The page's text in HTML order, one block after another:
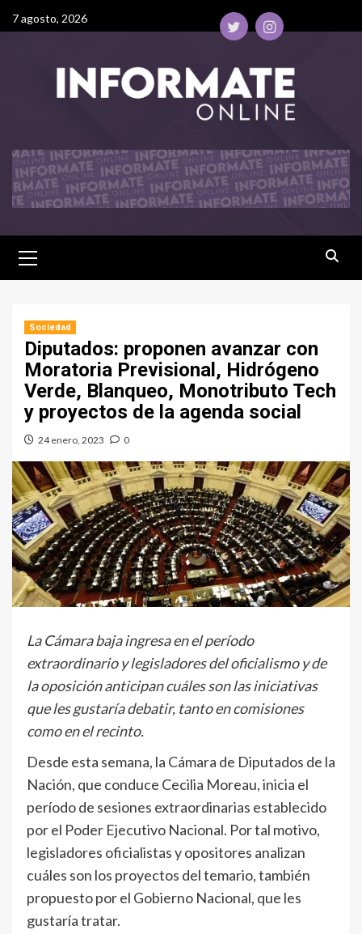
7 agosto, 2026
Sociedad
Diputados: proponen avanzar con
Moratoria Previsional, Hidrógeno
Verde, Blanqueo, Monotributo Tech
y proyectos de la agenda social
24 enero, 2023 0
La Cámara baja ingresa en el período
extraordinario y legisladores del oficialismo y de
la oposición anticipan cuáles son las iniciativas
que les gustaría debatir, tanto en comisiones
como en el recinto.
Desde esta semana, la Cámara de Diputados de la
Nación, que conduce Cecilia Moreau, inicia el
período de sesiones extraordinarias establecido
por el Poder Ejecutivo Nacional. Por tal motivo,
legisladores oficialistas y opositores analizan
cuáles son los proyectos del temario, también
propuesto por el Gobierno Nacional, que les
gustaría tratar.